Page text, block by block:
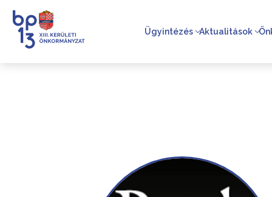
Ügyintézés Aktualitások